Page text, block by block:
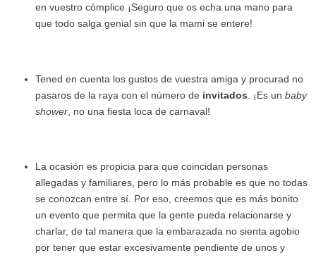
en vuestro cómplice ¡Seguro que os echa una mano para
que todo salga genial sin que la mami se entere!
Tened en cuenta los gustos de vuestra amiga y procurad no
pasaros de la raya con el número de invitados . ¡Es un baby
shower , no una fiesta loca de carnaval!
La ocasión es propicia para que coincidan personas
allegadas y familiares, pero lo más probable es que no todas
se conozcan entre sí. Por eso, creemos que es más bonito
un evento que permita que la gente pueda relacionarse y
charlar, de tal manera que la embarazada no sienta agobio
por tener que estar excesivamente pendiente de unos y